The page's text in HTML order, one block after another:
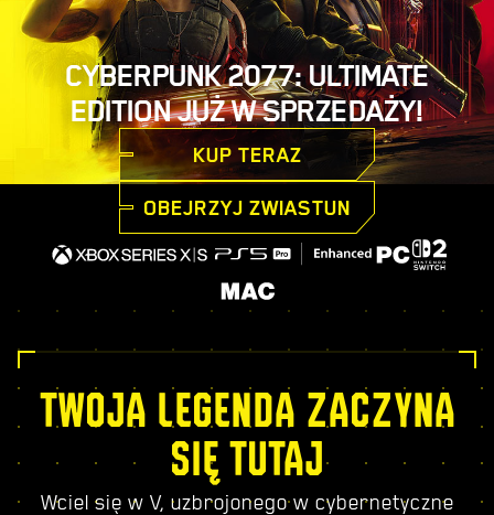
CYBERPUNK 2077: ULTIMATE
EDITION JUŻ W SPRZEDAŻY!
KUP TERAZ
OBEJRZYJ ZWIASTUN
TWOJA LEGENDA ZACZYNA
SIĘ TUTAJ
Wciel się w V, uzbrojonego w cybernetyczne